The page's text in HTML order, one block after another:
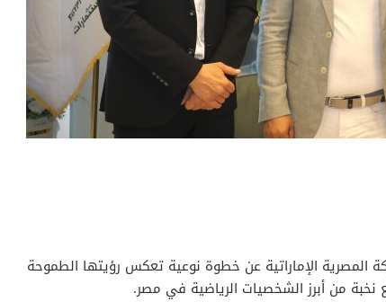
المصرية الإماراتية عن خطوة نوعية تعكس رؤيتها الطموحة
من أبرز الشخصيات الرياضية في مصر.